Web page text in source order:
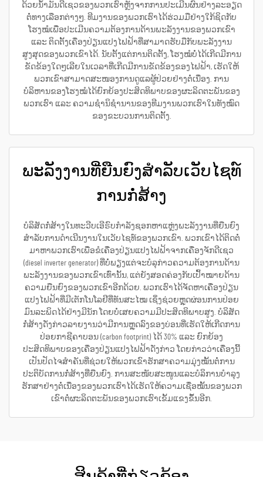
ດ້ວຍນ້ຳມັນດີເຊວຂອງພວກເຮົາຫຼັງຈາກການປະເມີນຜົນຢ່າງລະອຽດ
ຕໍ່ທາງເລືອກຕ່າງໆ. ທີມງານຂອງພວກເຮົາໄດ້ຮ່ວມມືຢ່າງໃກ້ຊິດກັບ
ໂຮງໝໍເພື່ອປະເມີນຄວາມຕ້ອງການດ້ານພະລັງງານຂອງພວກເຂົາ
ແລະ ຕິດຕັ້ງເຄື່ອງປ່ຽນແປງໄຟຟ້າທີ່ສາມາດຮັບມືກັບພະລັງງານ
ສູງສຸດຂອງພວກເຂົາໄດ້. ນັບຕັ້ງແຕ່ການຕິດຕັ້ງ, ໂຮງໝໍບໍ່ໄດ້ເກີດມີການ
ຂັດຂ້ອງໃດໆເລີຍໃນເວລາທີ່ເກີດມີການຂັດຂ້ອງຂອງໄຟຟ້າ, ເຮັດໃຫ້
ພວກເຂົາສາມາດສະໜອງການດູແລຜູ້ປ່ວຍຢ່າງຕໍ່ເນື່ອງ. ການ
ບໍລິຫານຂອງໂຮງໝໍໄດ້ຍົກຍ້ອງປະສິດທິພາບຂອງຜະລິດຕະພັນຂອງ
ພວກເຮົາ ແລະ ຄວາມຊຳນິຊຳນານຂອງທີມງານພວກເຮົາໃນທັງໝົດ
ຂອງຂະບວນການຕິດຕັ້ງ.
ພະລັງງານທີ່ຍືນຍົງສຳລັບເວັບໄຊທ໌
ການກໍ່ສ້າງ
ບໍລິສັດກໍ່ສ້າງໃນທະວີບເອີຣົບກຳລັງຊອກຫາແຫຼ່ງພະລັງງານທີ່ຍືນຍົງ
ສຳລັບການດຳເນີນງານໃນເວັບໄຊທ໌ຂອງພວກເຂົາ. ພວກເຂົາໄດ້ຕິດຕໍ່
ມາຫາພວກເຮົາເພື່ອຂໍເຄື່ອງປ່ຽນແປງໄຟຟ້າຈາກເຄື່ອງຈັກດີເຊວ
(diesel inverter generator) ທີ່ບໍ່ພຽງແຕ່ຈະບໍລຸກ່າວຄວາມຕ້ອງການດ້ານ
ພະລັງງານຂອງພວກເຂົາເທົ່ານັ້ນ, ແຕ່ຍັງສອດຄ່ອງກັບເປົ້າໝາຍດ້ານ
ຄວາມຍືນຍົງຂອງພວກເຂົາອີກດ້ວຍ. ພວກເຮົາໄດ້ຈັດຫາເຄື່ອງປ່ຽນ
ແປງໄຟຟ້າທີ່ມີເຕັກໂນໂລຢີທີ່ທັນສະໄໝ ເຊິ່ງຊ່ວຍຫຼຸດຜ່ອນການປ່ອຍ
ມົນລະພິດໄດ້ຢ່າງມີນັກ ໂດຍບໍ່ເສຍຄວາມມີປະສິດທິພາບສູງ. ບໍລິສັດ
ກໍ່ສ້າງດັ່ງກ່າວລາຍງານວ່າມີການຫຼຸດລົງຂອງບ່ອນທີ່ເຮັດໃຫ້ເກີດການ
ປ່ອຍກາຊີຄາບອນ (carbon footprint) ໄດ້ 30% ແລະ ຍົກຍ້ອງ
ປະສິດທິພາບຂອງເຄື່ອງປ່ຽນແປງໄຟຟ້າດັ່ງກ່າວ ໂດຍກ່າວວ່າເຄື່ອງນີ້
ເປັນປັດໄຈສຳຄັນທີ່ຊ່ວຍໃຫ້ພວກເຂົາຮັກສາຄວາມມຸ່ງໝັ້ນຕໍ່ການ
ປະຕິບັດການກໍ່ສ້າງທີ່ຍືນຍົງ. ການສະໜັບສະໜູນແລະບໍລິການບໍາລຸງ
ຮັກສາຢ່າງຕໍ່ເນື່ອງຂອງພວກເຮົາໄດ້ເຮັດໃຫ້ຄວາມເຊື່ອໝັ້ນຂອງພວກ
ເຂົາຕໍ່ຜະລິດຕະພັນຂອງພວກເຮົາເຂັ້ມແຂງຂຶ້ນອີກ.